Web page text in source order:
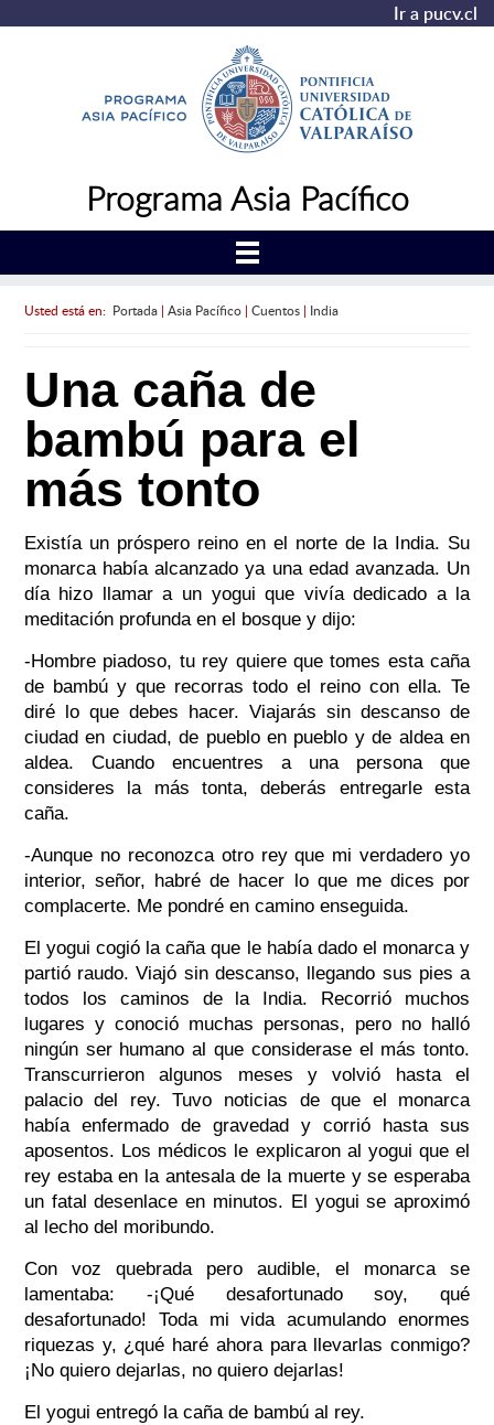
Ir a pucv.cl
Programa Asia Pacífico
Usted está en: Portada| Asia Pacífico| Cuentos| India
Una caña de
bambú para el
más tonto
Existía un próspero reino en el norte de la India. Su
monarca había alcanzado ya una edad avanzada. Un
día hizo llamar a un yogui que vivía dedicado a la
meditación profunda en el bosque y dijo:
-Hombre piadoso, tu rey quiere que tomes esta caña
de bambú y que recorras todo el reino con ella. Te
diré lo que debes hacer. Viajarás sin descanso de
ciudad en ciudad, de pueblo en pueblo y de aldea en
aldea. Cuando encuentres a una persona que
consideres la más tonta, deberás entregarle esta
caña.
-Aunque no reconozca otro rey que mi verdadero yo
interior, señor, habré de hacer lo que me dices por
complacerte. Me pondré en camino enseguida.
El yogui cogió la caña que le había dado el monarca y
partió raudo. Viajó sin descanso, llegando sus pies a
todos los caminos de la India. Recorrió muchos
lugares y conoció muchas personas, pero no halló
ningún ser humano al que considerase el más tonto.
Transcurrieron algunos meses y volvió hasta el
palacio del rey. Tuvo noticias de que el monarca
había enfermado de gravedad y corrió hasta sus
aposentos. Los médicos le explicaron al yogui que el
rey estaba en la antesala de la muerte y se esperaba
un fatal desenlace en minutos. El yogui se aproximó
al lecho del moribundo.
Con voz quebrada pero audible, el monarca se
lamentaba: -¡Qué desafortunado soy, qué
desafortunado! Toda mi vida acumulando enormes
riquezas y, ¿qué haré ahora para llevarlas conmigo?
¡No quiero dejarlas, no quiero dejarlas!
El yogui entregó la caña de bambú al rey.